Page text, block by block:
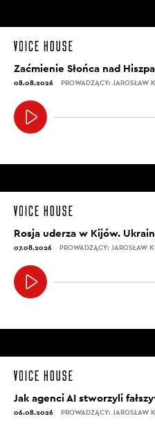
Zaćmienie Słońca nad
08.08.2026 PROWADZĄCY: JAROSŁAW
Rosja uderza w Kijów.
07.08.2026 PROWADZĄCY: JAROSŁAW
Jak agenci AI stworzyli
06.08.2026 PROWADZĄCY: JAROSŁAW